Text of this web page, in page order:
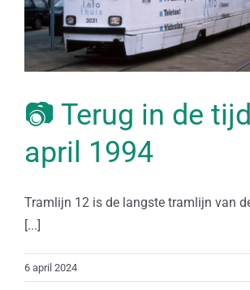
📷 Terug in de
april 1994
Tramlijn 12 is de langste tramlijn van
[...]
6 april 2024